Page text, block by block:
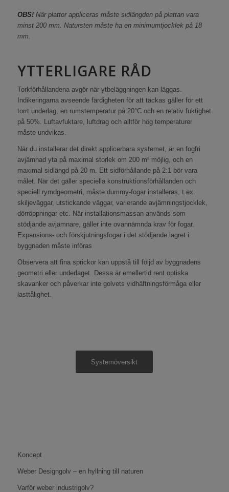
OBS!När plattor appliceras måste sidlängden på plattan vara
minst 200 mm. Natursten måste ha en minimumtjocklek på 18
mm.
YTTERLIGARE RÅD
Torkförhållandena avgör när ytbeläggningen kan läggas.
Indikeringarna avseende färdigheten för att täckas gäller för ett
torrt underlag, en rumstemperatur på 20°C och en relativ fuktighet
på 50%. Luftavfuktare, luftdrag och alltför hög temperaturer
måste undvikas.
När du installerar det direkt applicerbara systemet, är en fogfri
avjämnad yta på maximal storlek om 200 m² möjlig, och en
maximal sidlängd på 20 m. Ett sidförhållande på 2:1 bör vara
målet. När det gäller speciella konstruktionsförhållanden och
speciell rymdgeometri, måste dummy-fogar installeras, t.ex.
skiljeväggar, utstickande väggar, varierande avjämningstjocklek,
dörröppningar etc. När installationsmassan används som
stödjande avjämnare, gäller inte ovannämnda krav för fogar.
Expansions- och förskjutningsfogar i det stödjande lagret i
byggnaden måste införas
Observera att fina sprickor kan uppstå till följd av byggnadens
geometri eller underlaget. Dessa är emellertid rent optiska
skavanker och påverkar inte golvets vidhäftningsförmåga eller
lasttålighet.
Systemöversikt
Koncept
Weber Designgolv – en hyllning till naturen
Varför weber industrigolv?